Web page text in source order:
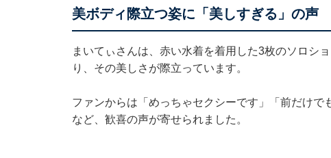
美ボディ際立つ姿に「美しすぎる」の声
まいてぃさんは、赤い水着を着用した3枚のソロシ
り、その美しさが際立っています。
ファンからは「めっちゃセクシーです」「前だけで
など、歓喜の声が寄せられました。